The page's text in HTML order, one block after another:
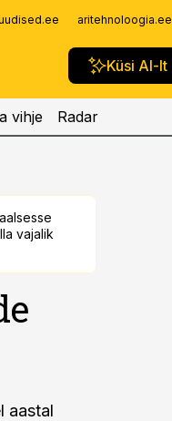
aritehnoloogia.ee
Küsi AI-lt
vihje Radar
vajalik
aastal